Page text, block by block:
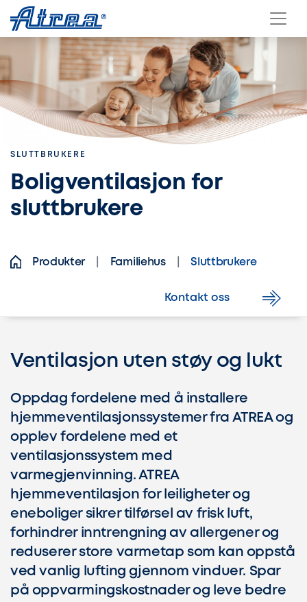
Skip to content
SLUTTBRUKERE
Boligventilasjon for
sluttbrukere
Produkter Familiehus Sluttbrukere
Kontakt oss
Ventilasjon uten støy og lukt
Oppdag fordelene med å installere
hjemmeventilasjonssystemer fra ATREA og
opplev fordelene med et
ventilasjonssystem med
varmegjenvinning. ATREA
hjemmeventilasjon for leiligheter og
eneboliger sikrer tilførsel av frisk luft,
forhindrer inntrengning av allergener og
reduserer store varmetap som kan oppstå
ved vanlig lufting gjennom vinduer. Spar
på oppvarmingskostnader og leve bedre